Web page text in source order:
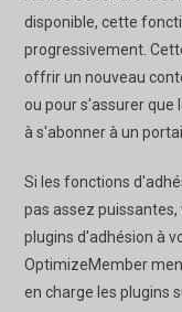
disponible, cette
progressivement.
offrir un nouveau
ou pour s'assurer que
à s'abonner à un
Si les fonctions
pas assez
plugins d'adhésion à
OptimizeMember
en charge les plugins